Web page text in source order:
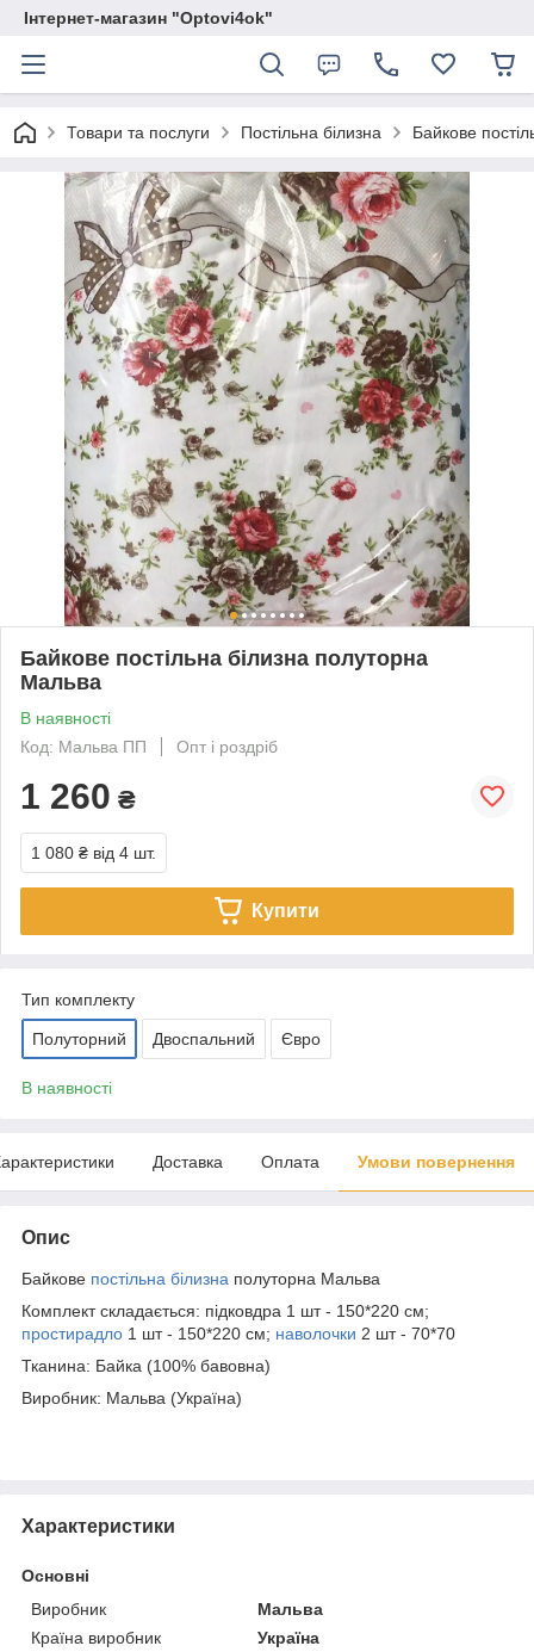
Інтернет-магазин "Optovi4ok"
Товари та послуги Постільна білизна Байкове
Байкове постільна білизна полуторна
Мальва
В наявності
Код: Мальва ПП
Опт і роздріб
1 260 ₴
1 080 ₴ від 4 шт.
Купити
Тип комплекту
Полуторний Двоспальний Євро
В наявності
Доставка Оплата Умови повернення
Опис
Байкове постільна білизна полуторна Мальва
Комплект складається: підковдра 1 шт - 150*220 см;
простирадло 1 шт - 150*220 см; наволочки 2 шт - 70*70
Тканина: Байка (100% бавовна)
Виробник: Мальва (Україна)
Характеристики
Основні
Виробник
Мальва
Країна виробник
Україна